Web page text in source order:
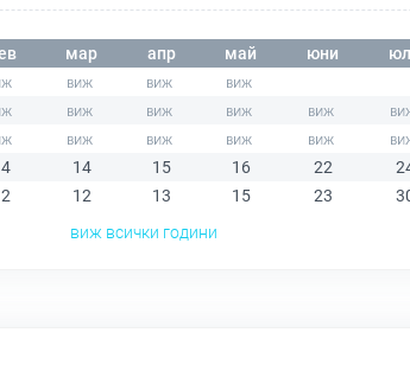
мар апр май юни
14 15 16 22
12 13 15 23
виж всички години